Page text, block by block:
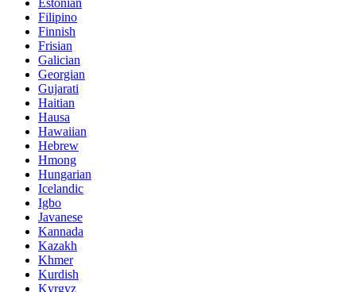
Estonian
Filipino
Finnish
Frisian
Galician
Georgian
Gujarati
Haitian
Hausa
Hawaiian
Hebrew
Hmong
Hungarian
Icelandic
Igbo
Javanese
Kannada
Kazakh
Khmer
Kurdish
Kyrgyz